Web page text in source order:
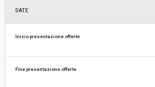
DATE
Inizio presentazione offerte
Fine presentazione offerte